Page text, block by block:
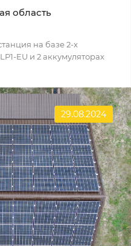
область
на базе 2-х
EU и 2 аккумуляторах
29.08.2024